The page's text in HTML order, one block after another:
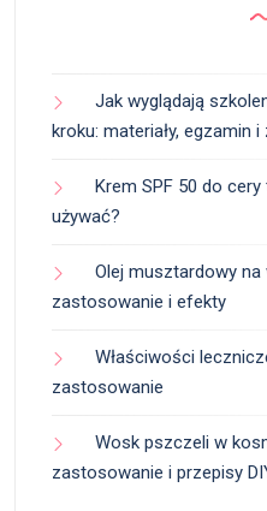
Jak wyglądają
kroku: materiały, egzamin
Krem SPF 50 do
używać?
Olej musztardowy na
zastosowanie i efekty
Właściwości
zastosowanie
Wosk pszczeli w
zastosowanie i przepisy